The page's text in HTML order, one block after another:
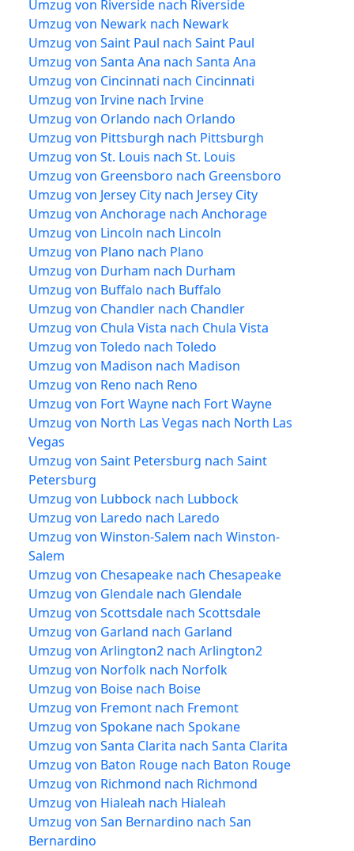
Umzug von Riverside nach Riverside
Umzug von Newark nach Newark
Umzug von Saint Paul nach Saint Paul
Umzug von Santa Ana nach Santa Ana
Umzug von Cincinnati nach Cincinnati
Umzug von Irvine nach Irvine
Umzug von Orlando nach Orlando
Umzug von Pittsburgh nach Pittsburgh
Umzug von St. Louis nach St. Louis
Umzug von Greensboro nach Greensboro
Umzug von Jersey City nach Jersey City
Umzug von Anchorage nach Anchorage
Umzug von Lincoln nach Lincoln
Umzug von Plano nach Plano
Umzug von Durham nach Durham
Umzug von Buffalo nach Buffalo
Umzug von Chandler nach Chandler
Umzug von Chula Vista nach Chula Vista
Umzug von Toledo nach Toledo
Umzug von Madison nach Madison
Umzug von Reno nach Reno
Umzug von Fort Wayne nach Fort Wayne
Umzug von North Las Vegas nach North Las
Vegas
Umzug von Saint Petersburg nach Saint
Petersburg
Umzug von Lubbock nach Lubbock
Umzug von Laredo nach Laredo
Umzug von Winston-Salem nach Winston-
Salem
Umzug von Chesapeake nach Chesapeake
Umzug von Glendale nach Glendale
Umzug von Scottsdale nach Scottsdale
Umzug von Garland nach Garland
Umzug von Arlington2 nach Arlington2
Umzug von Norfolk nach Norfolk
Umzug von Boise nach Boise
Umzug von Fremont nach Fremont
Umzug von Spokane nach Spokane
Umzug von Santa Clarita nach Santa Clarita
Umzug von Baton Rouge nach Baton Rouge
Umzug von Richmond nach Richmond
Umzug von Hialeah nach Hialeah
Umzug von San Bernardino nach San
Bernardino